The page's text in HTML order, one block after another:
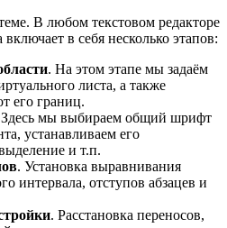
В любом текстовом редакторе
в себя несколько этапов:
. На этом этапе мы задаём
листа, а также
его границ.
мы выбираем общий шрифт
устанавливаем его
и т.п.
. Установка выравнивания
интервала, отступов абзацев и
. Расстановка переносов,